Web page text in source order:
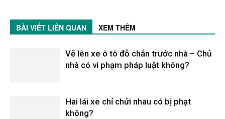
BÀI VIẾT LIÊN QUAN XEM THÊM
Vẽ lên xe ô tô đỗ chắn trước nhà – Chủ
nhà có vi phạm pháp luật không?
Hai lái xe chỉ chửi nhau có bị phạt
không?